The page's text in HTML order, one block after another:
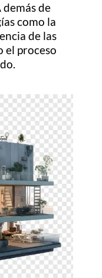
demás de
como la
de las
el proceso